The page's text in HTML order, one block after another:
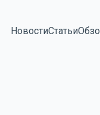
НовостиСтатьи